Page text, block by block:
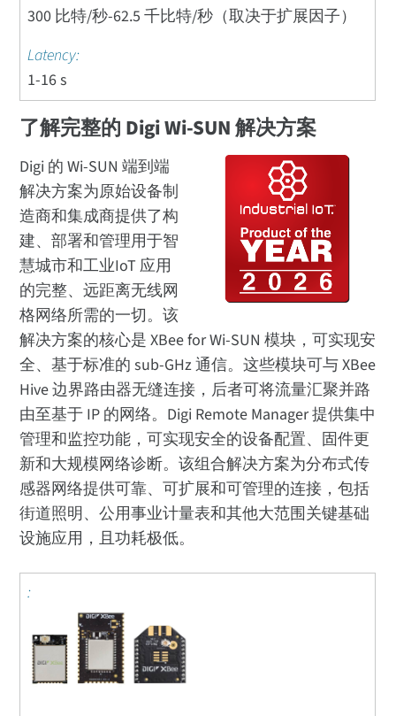
300 比特/秒-62.5 千比特/秒（取决于扩展因子）
1-16 s
了解完整的 Digi Wi-SUN 解决方案
Digi 的 Wi-SUN 端到端
解决方案为原始设备制
造商和集成商提供了构
建、部署和管理用于智
慧城市和工业IoT 应用
的完整、远距离无线网
格网络所需的一切。该
解决方案的核心是 XBee for Wi-SUN 模块，可实现安
全、基于标准的 sub-GHz 通信。这些模块可与 XBee
Hive 边界路由器无缝连接，后者可将流量汇聚并路
由至基于 IP 的网络。Digi Remote Manager 提供集中
管理和监控功能，可实现安全的设备配置、固件更
新和大规模网络诊断。该组合解决方案为分布式传
感器网络提供可靠、可扩展和可管理的连接，包括
街道照明、公用事业计量表和其他大范围关键基础
设施应用，且功耗极低。